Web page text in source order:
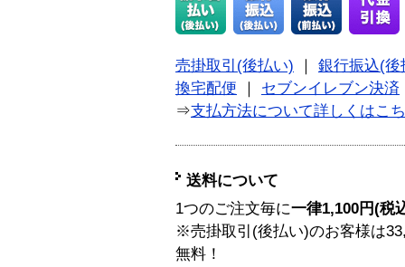
売掛取引(後払い)
銀行振込(後
換宅配便
セブンイレブン決済
⇒支払方法について詳しくはこ
送料について
1つのご注文毎に一律1,100円(税
※売掛取引(後払い)のお客様は
無料！